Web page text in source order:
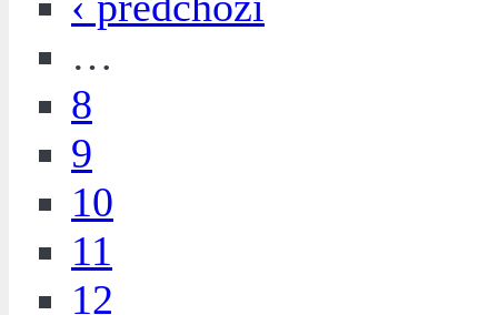
…
8
9
10
11
12